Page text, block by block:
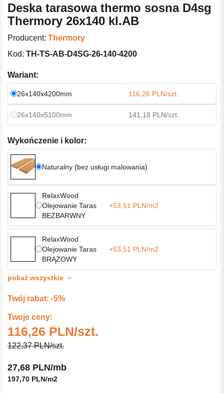
Deska tarasowa thermo sosna D4sg
Thermory 26x140 kl.AB
Producent: Thermory
Kod: TH-TS-AB-D4SG-26-140-4200
Wariant:
26x140x4200mm 116,26 PLN/szt.
26x140x5100mm 141,18 PLN/szt.
Wykończenie i kolor:
Naturalny (bez usługi malowania)
RelaxWood
Olejowanie Taras
BEZBARWNY
+53,51 PLN/m2
RelaxWood
Olejowanie Taras
BRĄZOWY
+53,51 PLN/m2
pokaż wszystkie
Twój rabat: -5%
Twoje ceny:
116,26 PLN/szt.
122,37 PLN/szt.
27,68 PLN/mb
197,70 PLN/m2